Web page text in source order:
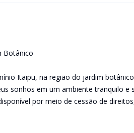
Botânico
Itaipu, na região do jardim
sonhos em um ambiente tranquilo e
por meio de cessão de